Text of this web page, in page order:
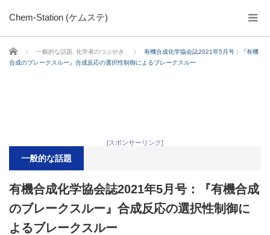
Chem-Station (ケムステ)
ホーム 一般的な話題 化学者のつぶやき
有機合成化学協会誌2021年5月号：『有機
合成のブレークスルー』合成反応の選択性制御によるブレークスルー
[スポンサーリンク]
一般的な話題
有機合成化学協会誌2021年5月号：『有機合成
のブレークスルー』合成反応の選択性制御に
よるブレークスルー